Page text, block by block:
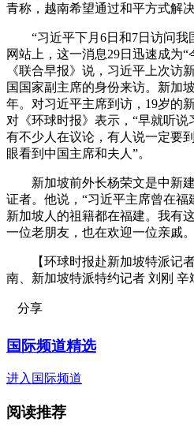
青称，越南希望通过和平方式解决
“习近平下月6日和7日访问我
网站上，这一消息29日迅速成为“
《联合早报》说，习近平上次访
国国家副主席的身份来访。新加
年。对习近平主席到访，19岁的
对《环球时报》表示，“早就听
有不少人在议论，有人说一定要
眼看到中国主席和夫人”。
新加坡前外长杨荣文是中新建
证者。他说，“习近平主席曾在
新加坡人的祖籍都在福建。我有
一位老朋友，也在欢迎一位亲戚
【环球时报赴新加坡特派记者
南、新加坡特派特约记者 刘刚 辛
分享
国际频道精选
进入国际频道
阅读推荐